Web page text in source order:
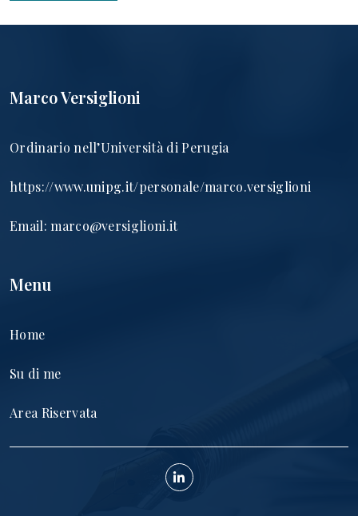
Marco Versiglioni
Ordinario nell’Università di Perugia
https://www.unipg.it/personale/marco.versiglioni
Email:marco@versiglioni.it
Menu
Home
Su di me
Area Riservata